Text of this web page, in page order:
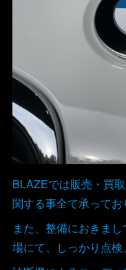
BLAZEでは販売・買
関する事全て承ってお
また、整備におきま
場にて、しっかり点検